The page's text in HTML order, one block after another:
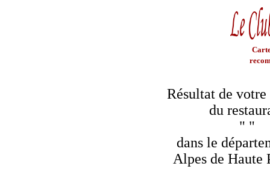
Résultat de votre
du
" "
dans le
Alpes de Haute